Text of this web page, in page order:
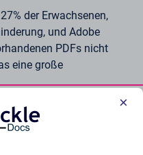
der Erwachsenen,
und Adobe
PDFs nicht
eine große
×